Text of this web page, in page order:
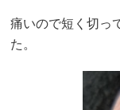
痛いので短く切っ
た。